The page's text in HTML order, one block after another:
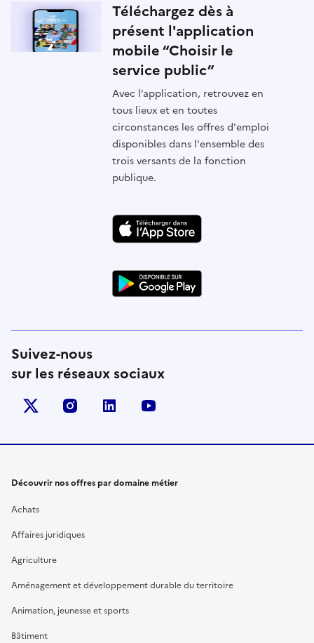
Téléchargez dès à
présent l'application
mobile “Choisir le
service public”
Avec l’application, retrouvez en
tous lieux et en toutes
circonstances les offres d'emploi
disponibles dans l'ensemble des
trois versants de la fonction
publique.
Suivez-nous
sur les réseaux sociaux
X (anciennement Twitter)
instagramlinkedin
Découvrir nos offres par domaine métier
Achats
Affaires juridiques
Agriculture
Aménagement et développement durable du territoire
Animation, jeunesse et sports
Bâtiment